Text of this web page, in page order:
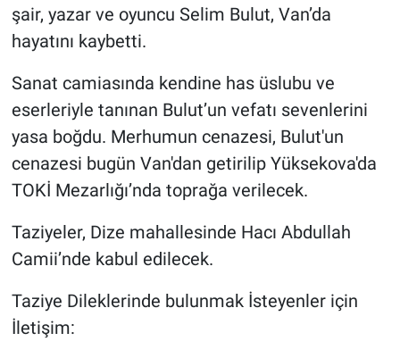
şair, yazar ve oyuncu Selim Bulut, Van’da
hayatını kaybetti.
Sanat camiasında kendine has üslubu ve
eserleriyle tanınan Bulut’un vefatı sevenlerini
yasa boğdu. Merhumun cenazesi, Bulut'un
cenazesi bugün Van'dan getirilip Yüksekova'da
TOKİ Mezarlığı’nda toprağa verilecek.
Taziyeler, Dize mahallesinde Hacı Abdullah
Camii’nde kabul edilecek.
Taziye Dileklerinde bulunmak İsteyenler için
İletişim: